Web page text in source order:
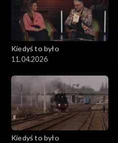
Kiedyś to było
11.04.2026
Kiedyś to było